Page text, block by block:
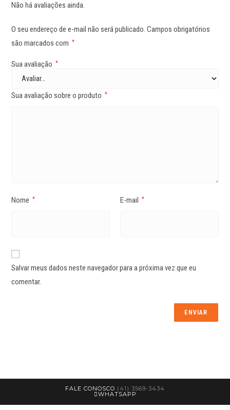
Não há avaliações ainda.
O seu endereço de e-mail não será publicado. Campos obrigatórios
são marcados com
*
Sua avaliação *
Sua avaliação sobre o produto *
Nome * E-mail *
Salvar meus dados neste navegador para a próxima vez que eu
comentar.
FALE CONOSCO (41) 3569-3434
WHATSAPP